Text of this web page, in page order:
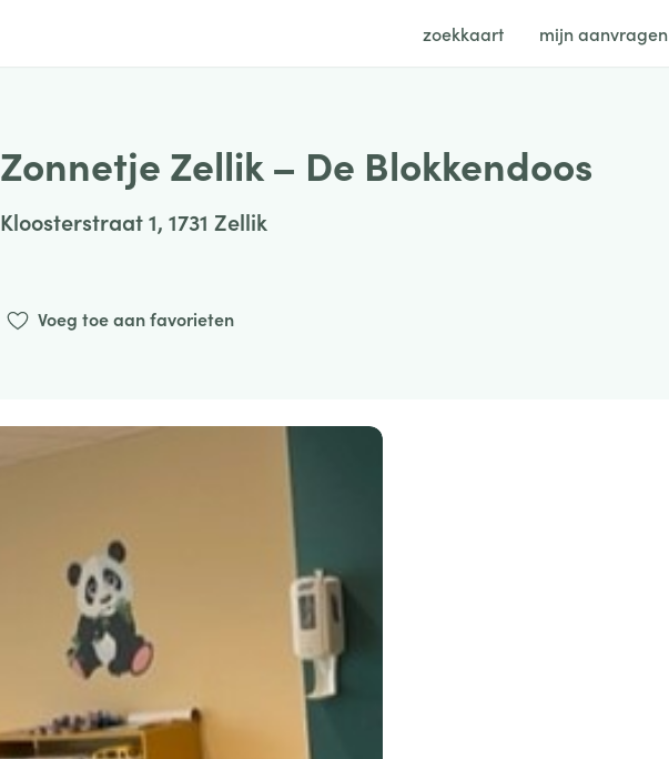
zoekkaart mijn aanvragen
Zonnetje Zellik – De Blokkendoos
Kloosterstraat 1, 1731 Zellik
Voeg toe aan favorieten